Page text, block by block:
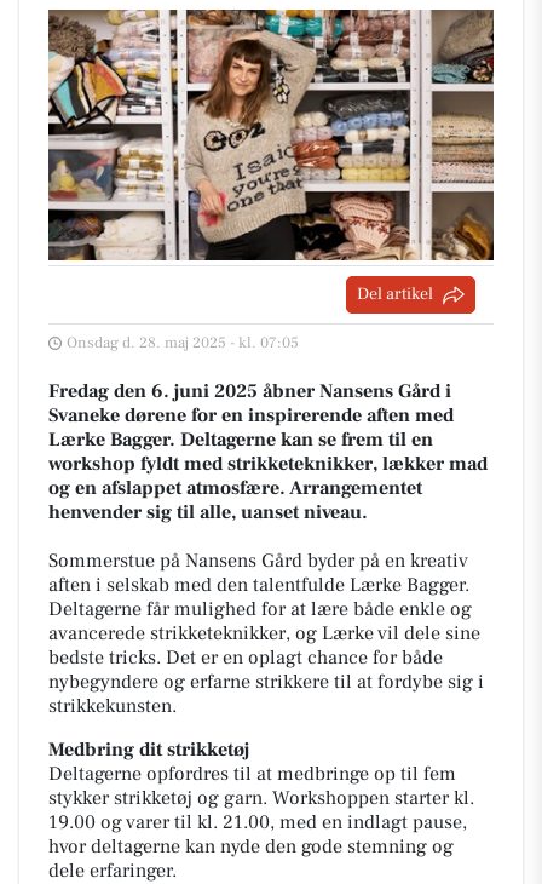
Del artikel
Onsdag d. 28. maj 2025 - kl. 07:05
Fredag den 6. juni 2025 åbner Nansens Gård i
Svaneke dørene for en inspirerende aften med
Lærke Bagger. Deltagerne kan se frem til en
workshop fyldt med strikketeknikker, lækker mad
og en afslappet atmosfære. Arrangementet
henvender sig til alle, uanset niveau.
Sommerstue på Nansens Gård byder på en kreativ
aften i selskab med den talentfulde Lærke Bagger.
Deltagerne får mulighed for at lære både enkle og
avancerede strikketeknikker, og Lærke vil dele sine
bedste tricks. Det er en oplagt chance for både
nybegyndere og erfarne strikkere til at fordybe sig i
strikkekunsten.
Medbring dit strikketøj
Deltagerne opfordres til at medbringe op til fem
stykker strikketøj og garn. Workshoppen starter kl.
19.00 og varer til kl. 21.00, med en indlagt pause,
hvor deltagerne kan nyde den gode stemning og
dele erfaringer.